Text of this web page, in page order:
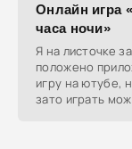
Онлайн игра
часа ночи»
Я на листочке
положено
игру на ютубе,
зато играть